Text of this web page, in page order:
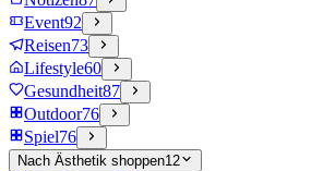
Event92
Reisen73
Lifestyle60
Gesundheit87
Outdoor76
Spiel76
Nach Ästhetik shoppen12